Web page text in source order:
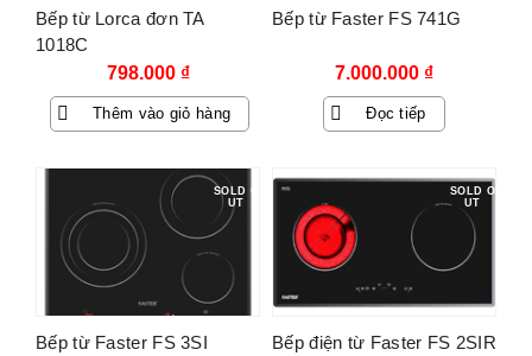
Bếp từ Lorca đơn TA
1018C
798.000 ₫
Thêm vào giỏ hàng
Bếp từ Faster FS 741G
7.000.000 ₫
Đọc tiếp
SOLD O
UT
Bếp từ Faster FS 3SI
SOLD O
UT
Bếp điện từ Faster FS 2SIR